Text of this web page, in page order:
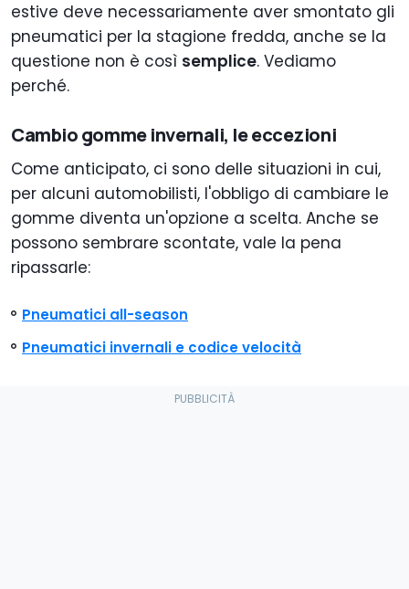
estive deve necessariamente aver smontato gli
pneumatici per la stagione fredda, anche se la
questione non è così semplice. Vediamo
perché.
Cambio gomme invernali, le eccezioni
Come anticipato, ci sono delle situazioni in cui,
per alcuni automobilisti, l'obbligo di cambiare le
gomme diventa un'opzione a scelta. Anche se
possono sembrare scontate, vale la pena
ripassarle:
Pneumatici all-season
Pneumatici invernali e codice velocità